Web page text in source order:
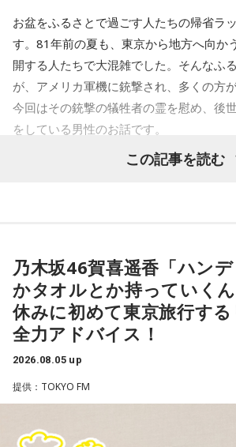
お盆をふるさとで過ごす人たちの帰省ラ
す。81年前の夏も、東京から地方へ向か
開する人たちで大混雑でした。そんなふ
が、アメリカ軍機に銃撃され、多くの方
今回はその銃撃の犠牲者の霊を慰め、後
をしている男性のお話です。
さ」号、「かいじ」号。列車が、大きな
駅のホームを横目に通過すると、車窓は
小仏峠に向けて登り坂をぐいぐいと登っ
初にくぐるトンネルの名前を「湯の花ト
いまから81年前、1945年8月5日は晴天に
運転を見合わせていましたが、急ピッチ
この記事を読む
乃木坂46賀喜遥香「ハン
かタオルとか持っていく
休みに初めて東京旅行す
全力アドバイス！
2026.08.05 up
提供：TOKYO FM